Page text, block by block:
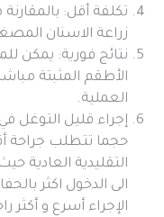
تكلفة أقل:
زراعة الاسنان
نتائج فورية: يمكن
الأطقم المثبتة
العملية.
إجراء قليل التوغل
حجما تتطلب جراحة
التقليدية العادية
الى الدخول اكثر
الإجراء أسرع و أكثر